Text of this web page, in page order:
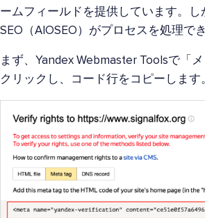
ームフィールドを提供しています。し
SEO（AIOSEO）がプロセスを処理で
まず、Yandex Webmaster Toolsで「
クリックし、コード行をコピーします